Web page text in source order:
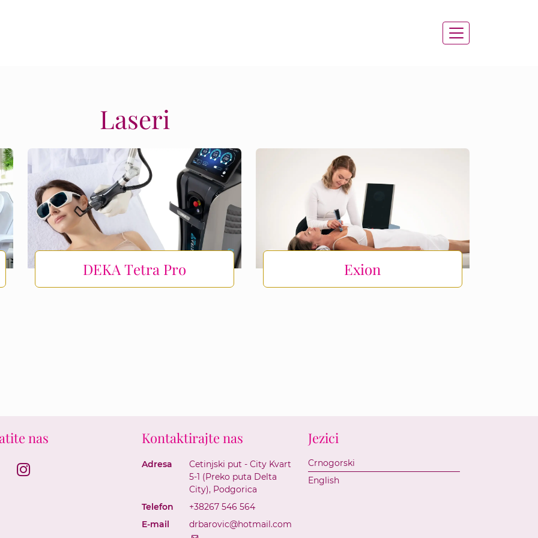
Laseri
DEKA Tetra Pro Exion
nas
Instagram
Kontaktirajte nas
Adresa
Cetinjski put - City Kvart
5-1 (Preko puta Delta
City), Podgorica
Telefon
+38267 546 564
E-mail
drbarovic@hotmail.com
Jezici
Crnogorski
English